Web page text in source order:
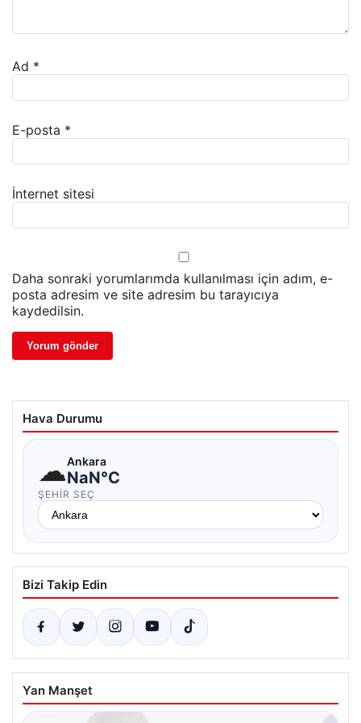
Ad *
E-posta *
İnternet sitesi
Daha sonraki yorumlarımda kullanılması için adım, e-
posta adresim ve site adresim bu tarayıcıya
kaydedilsin.
Hava Durumu
☁Ankara
NaN°C
ŞEHIR SEÇ
Bizi Takip Edin
Yan Manşet